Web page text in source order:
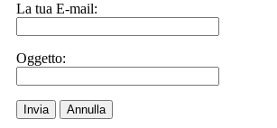
La tua E-mail:
Oggetto:
Invia Annulla